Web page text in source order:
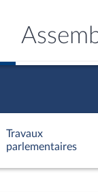
Travaux
parlementaires